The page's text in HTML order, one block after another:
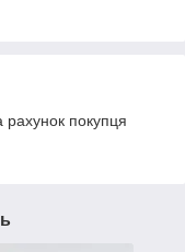
рахунок покупця